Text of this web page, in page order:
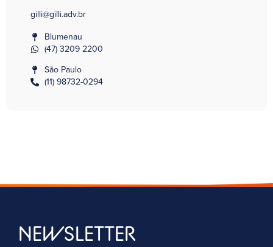
gilli@gilli.adv.br
Blumenau
(47) 3209 2200
São Paulo
(11) 98732-0294
NEWSLETTER